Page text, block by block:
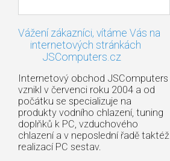
Vážení zákazníci, vítáme Vás na
internetových stránkách
JSComputers.cz
Internetový obchod JSComputers
vznikl v červenci roku 2004 a od
počátku se specializuje na
produkty vodního chlazení, tuning
doplňků k PC, vzduchového
chlazení a v neposlední řadě taktéž
realizací PC sestav.